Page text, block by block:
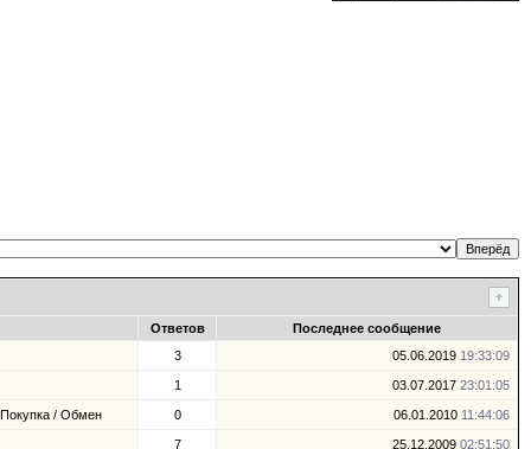
Ответов
Последнее сообщение
3
05.06.2019 19:33:09
1 03.07.2017 23:01:05
/ Обмен 0 06.01.2010 11:44:06
7 25.12.2009 02:51:50